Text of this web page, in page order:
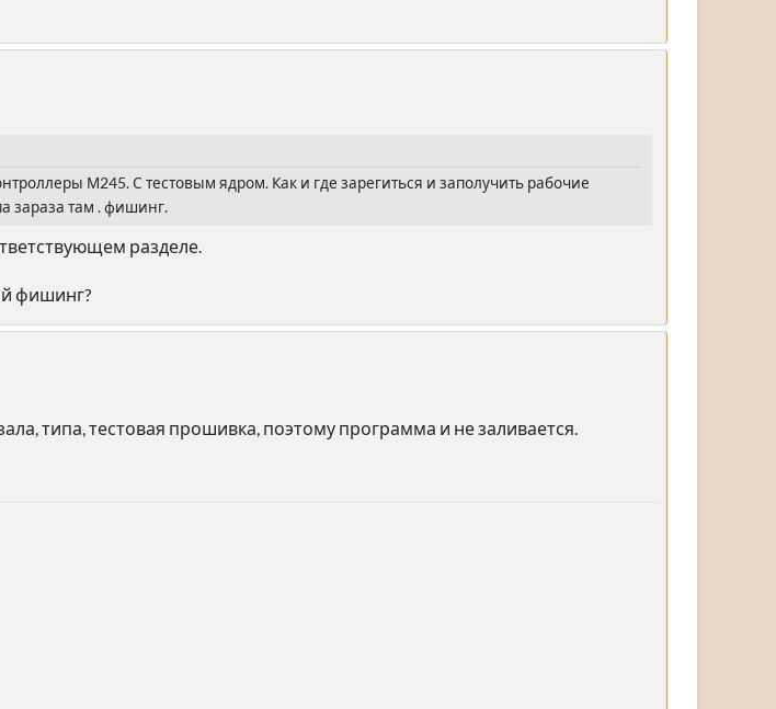
М245. С тестовым ядром. Как и где зарегиться и заполучить рабочие
зараза там . фишинг.
разделе.
фишинг?
типа, тестовая прошивка, поэтому программа и не заливается.